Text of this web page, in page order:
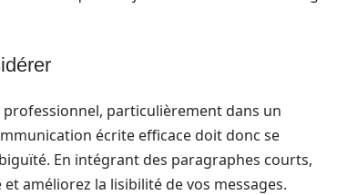
particulièrement dans un
écrite efficace doit donc se
En intégrant des paragraphes courts,
améliorez la lisibilité de vos messages.